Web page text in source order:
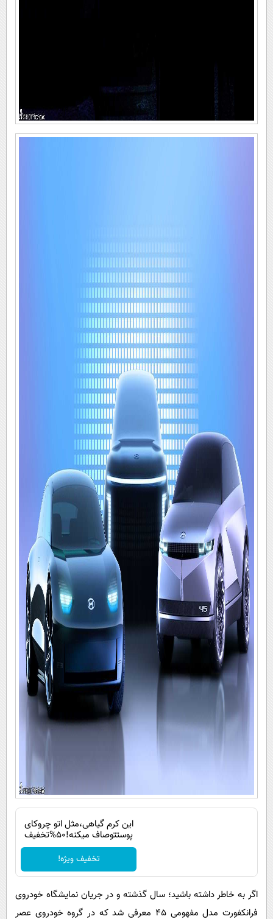
این کرم گیاهی،مثل اتو چروکای
پوستتوصاف میکنه!50%تخفیف
تخفیف ویژه!
اگر به خاطر داشته باشید؛ سال گذشته و در جریان نمایشگاه خودروی
فرانکفورت مدل مفهومی 45 معرفی شد که در گروه خودروی عصر